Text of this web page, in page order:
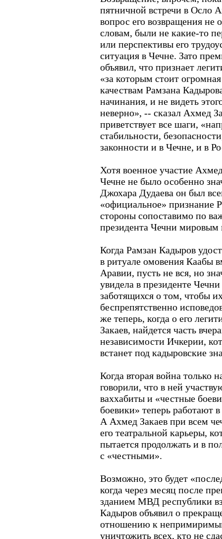
пятничной встречи в Осло
вопрос его возвращения не
словам, были не какие-то
или перспективы его
ситуация в Чечне. Зато
объявил, что признает
«за которым стоит
качествам Рамзана
начинания, и не видеть
неверно», -- сказал Ахмед
приветствует все шаги,
стабильности,
законности и в Чечне, и в
Хотя военное участие
Чечне не было особенно
Джохара Дудаева он был
«официальное» признание
стороны сопоставимо по
президента Чечни
Когда Рамзан Кадыров
в ритуале омовения Каабы
Аравии, пусть не вся, но
увидела в президенте
заботящихся о том, чтобы
беспрепятственно
же теперь, когда о его
Закаев, найдется часть
независимости Ичкерии,
встанет под кадыровские
Когда вторая война только
говорили, что в ней
ваххабиты и «честные
боевики» теперь работают
А Ахмед Закаев при всем
его театральной карьеры,
пытается продолжать и в
с «честными».
Возможно, это будет
когда через месяц после
зданием МВД республики
Кадыров объявил о
отношению к
уничтожить всех, кто не